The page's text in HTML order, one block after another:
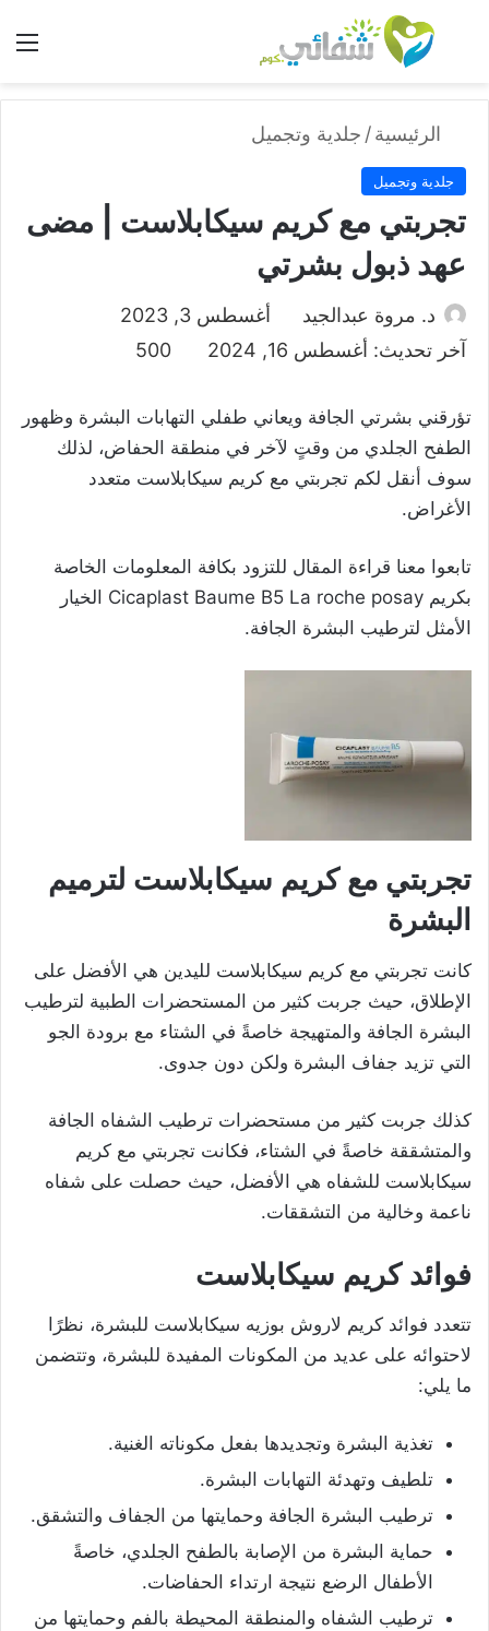
بحث عن
الرئيسية/ جلدية وتجميل
جلدية وتجميل
تجربتي مع كريم سيكابلاست | مضى
عهد ذبول بشرتي
د. مروة عبدالجيد
أغسطس 3, 2023
آخر تحديث: أغسطس 16, 2024
500
تؤرقني بشرتي الجافة ويعاني طفلي التهابات البشرة وظهور
الطفح الجلدي من وقتٍ لآخر في منطقة الحفاض، لذلك
سوف أنقل لكم تجربتي مع كريم سيكابلاست متعدد
الأغراض.
تابعوا معنا قراءة المقال للتزود بكافة المعلومات الخاصة
بكريم Cicaplast Baume B5 La roche posay الخيار
الأمثل لترطيب البشرة الجافة.
تجربتي مع كريم سيكابلاست لترميم
البشرة
كانت تجربتي مع كريم سيكابلاست لليدين هي الأفضل على
الإطلاق، حيث جربت كثير من المستحضرات الطبية لترطيب
البشرة الجافة والمتهيجة خاصةً في الشتاء مع برودة الجو
التي تزيد جفاف البشرة ولكن دون جدوى.
كذلك جربت كثير من مستحضرات ترطيب الشفاه الجافة
والمتشققة خاصةً في الشتاء، فكانت تجربتي مع كريم
سيكابلاست للشفاه هي الأفضل، حيث حصلت على شفاه
ناعمة وخالية من التشققات.
فوائد كريم سيكابلاست
تتعدد فوائد كريم لاروش بوزيه سيكابلاست للبشرة، نظرًا
لاحتوائه على عديد من المكونات المفيدة للبشرة، وتتضمن
ما يلي:
تغذية البشرة وتجديدها بفعل مكوناته الغنية.
تلطيف وتهدئة التهابات البشرة.
ترطيب البشرة الجافة وحمايتها من الجفاف والتشقق.
حماية البشرة من الإصابة بالطفح الجلدي، خاصةً
الأطفال الرضع نتيجة ارتداء الحفاضات.
ترطيب الشفاه والمنطقة المحيطة بالفم وحمايتها من